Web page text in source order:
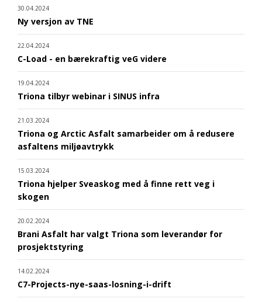
30.04.2024
Ny versjon av TNE
22.04.2024
C-Load - en bærekraftig veG videre
19.04.2024
Triona tilbyr webinar i SINUS infra
21.03.2024
Triona og Arctic Asfalt samarbeider om å redusere
asfaltens miljøavtrykk
15.03.2024
Triona hjelper Sveaskog med å finne rett veg i
skogen
20.02.2024
Brani Asfalt har valgt Triona som leverandør for
prosjektstyring
14.02.2024
C7-Projects-nye-saas-losning-i-drift